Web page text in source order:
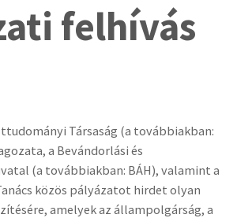
felhívás
Társaság (a továbbiakban:
a Bevándorlási és
(a továbbiakban: BÁH), valamint a
közös pályázatot hirdet olyan
amelyek az állampolgárság, a